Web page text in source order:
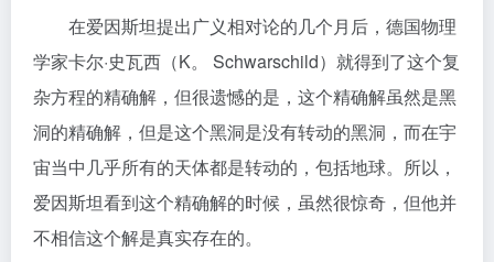
在爱因斯坦提出广义相对论的几个月后，德国物理
学家卡尔·史瓦西（K。 Schwarschild）就得到了这个复
杂方程的精确解，但很遗憾的是，这个精确解虽然是黑
洞的精确解，但是这个黑洞是没有转动的黑洞，而在宇
宙当中几乎所有的天体都是转动的，包括地球。所以，
爱因斯坦看到这个精确解的时候，虽然很惊奇，但他并
不相信这个解是真实存在的。